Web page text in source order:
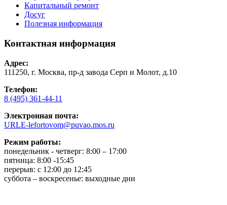
Капитальный ремонт
Досуг
Полезная информация
Контактная информация
Адрес:
111250, г. Москва, пр-д завода Серп и Молот, д.10
Телефон:
8 (495) 361-44-11
Электронная почта:
URLE-lefortovom@puvao.mos.ru
Режим работы:
понедельник - четверг: 8:00 – 17:00
пятница: 8:00 -15:45
перерыв: с 12:00 до 12:45
суббота – воскресенье: выходные дни